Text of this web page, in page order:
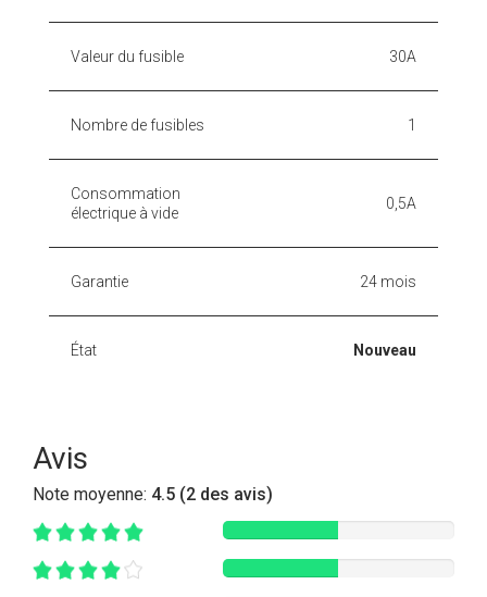
Valeur du fusible 30A
Nombre de fusibles 1
Consommation
électrique à vide
0,5A
Garantie 24 mois
État Nouveau
Avis
Note moyenne: 4.5 (2 des avis)